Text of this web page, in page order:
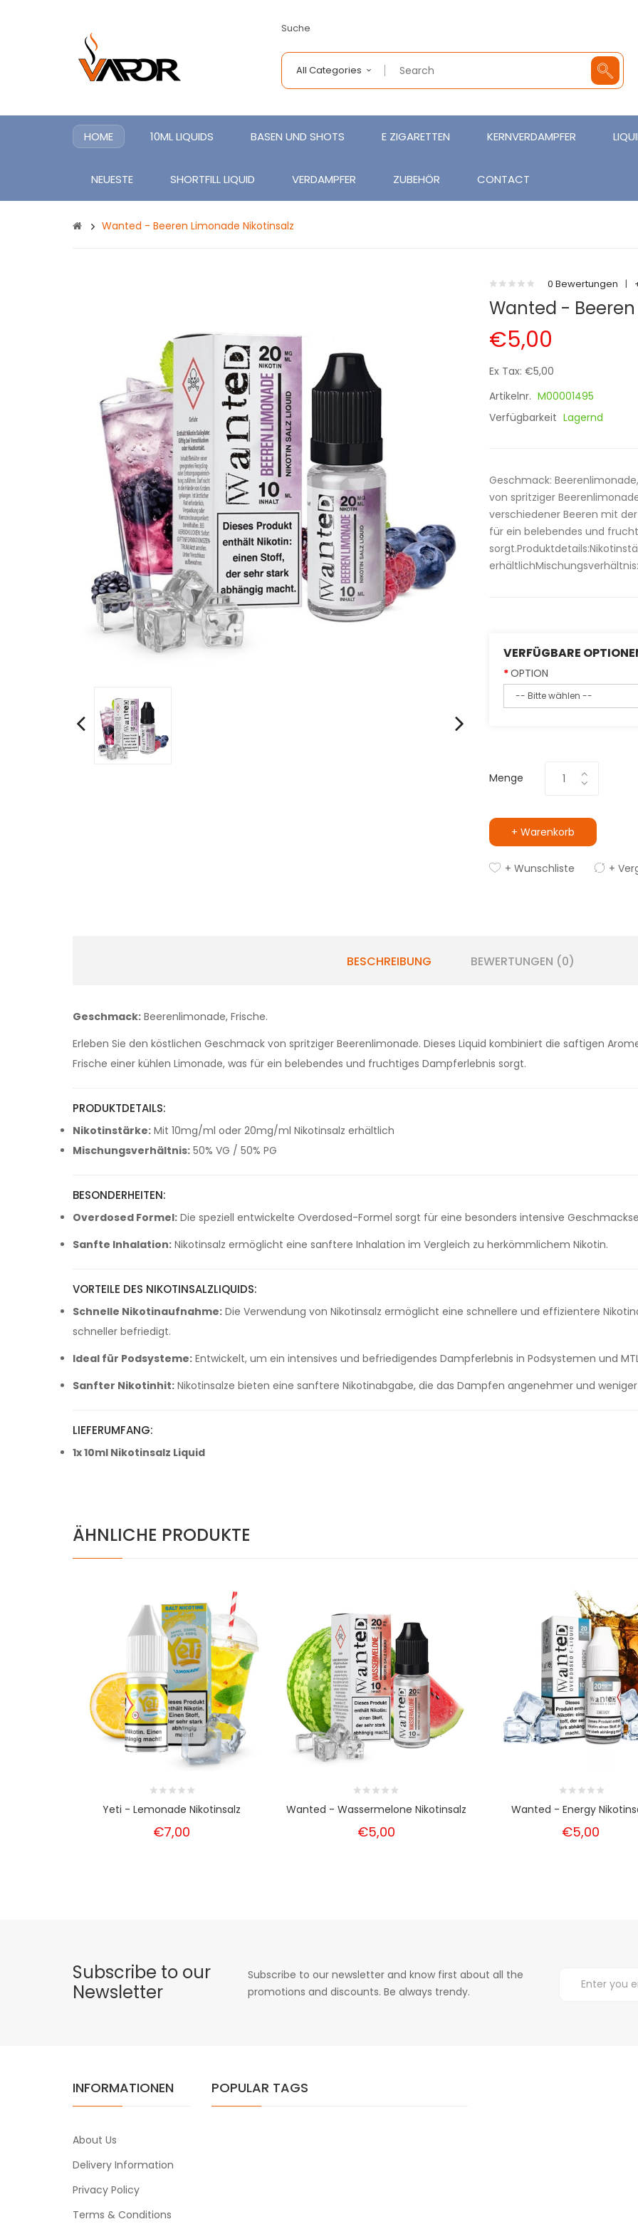
Suche
All Categories
HOME 10ML LIQUIDS BASEN UND SHOTS E ZIGARETTEN KERNVERDAMPFER
NEUESTE SHORTFILL LIQUID VERDAMPFER ZUBEHÖR CONTACT
Wanted - Beeren Limonade Nikotinsalz
0 Bewertungen |
Wanted -
€5,00
Ex Tax: €5,00
Artikelnr. M00001495
Verfügbarkeit Lagernd
Geschmack:
von spritziger
verschiedener Beeren mit
für ein belebendes und
erhältlichMischungsverhältnis:
VERFÜGBARE
OPTION
Menge
+ Warenkorb
+ Wunschliste +
BESCHREIBUNG BEWERTUNGEN (0)
Geschmack: Beerenlimonade, Frische.
Erleben Sie den köstlichen Geschmack von spritziger Beerenlimonade. Dieses Liquid kombiniert die saftigen
Frische einer kühlen Limonade, was für ein belebendes und fruchtiges Dampferlebnis sorgt.
PRODUKTDETAILS:
Nikotinstärke: Mit 10mg/ml oder 20mg/ml Nikotinsalz erhältlich
Mischungsverhältnis: 50% VG / 50% PG
BESONDERHEITEN:
Overdosed Formel: Die speziell entwickelte Overdosed-Formel sorgt für eine besonders intensive
Sanfte Inhalation: Nikotinsalz ermöglicht eine sanftere Inhalation im Vergleich zu herkömmlichem Nikotin.
VORTEILE DES NIKOTINSALZLIQUIDS:
Schnelle Nikotinaufnahme: Die Verwendung von Nikotinsalz ermöglicht eine schnellere und effizientere
schneller befriedigt.
Ideal für Podsysteme: Entwickelt, um ein intensives und befriedigendes Dampferlebnis in Podsystemen und
Sanfter Nikotinhit: Nikotinsalze bieten eine sanftere Nikotinabgabe, die das Dampfen angenehmer und
LIEFERUMFANG:
1x 10ml Nikotinsalz Liquid
ÄHNLICHE PRODUKTE
Yeti - Lemonade Nikotinsalz
€7,00
Wanted - Wassermelone Nikotinsalz
€5,00
Wanted - Energy
€5,00
Subscribe to our
Newsletter
Subscribe to our newsletter and know first about all the
promotions and discounts. Be always trendy.
INFORMATIONEN
About Us
Delivery Information
Privacy Policy
Terms & Conditions
POPULAR TAGS